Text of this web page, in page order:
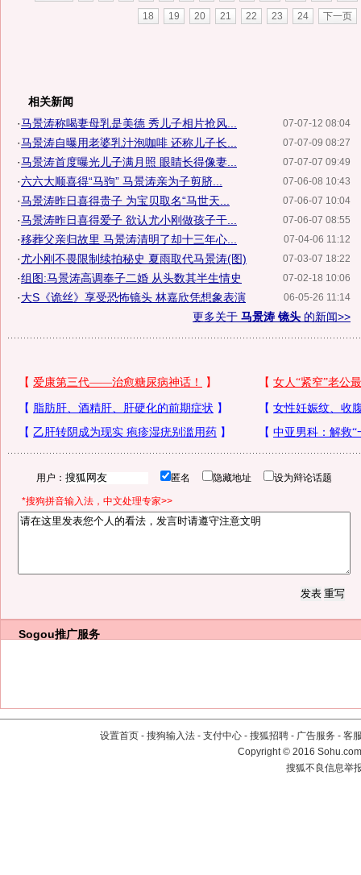
18
19 20 21 22 23 24 下一页
相关新闻
07-07-12 08:04
·马景涛称喝妻母乳是美德 秀儿子相片抢风...
07-07-09 08:27
·马景涛自曝用老婆乳汁泡咖啡 还称儿子长...
07-07-07 09:49
·马景涛首度曝光儿子满月照 眼睛长得像妻...
07-06-08 10:43
·六六大顺喜得“马驹” 马景涛亲为子剪脐...
07-06-07 10:04
·马景涛昨日喜得贵子 为宝贝取名“马世天...
07-06-07 08:55
·马景涛昨日喜得爱子 欲认尤小刚做孩子干...
07-04-06 11:12
·移葬父亲归故里 马景涛清明了却十三年心...
07-03-07 18:22
·尤小刚不畏限制续拍秘史 夏雨取代马景涛(图)
07-02-18 10:06
·组图:马景涛高调奉子二婚 从头数其半生情史
06-05-26 11:14
·大S《诡丝》享受恐怖镜头 林嘉欣凭想象表演
更多关于 马景涛 镜头 的新闻>>
用户： 匿名 隐藏地址 设为辩论话题
*搜狗拼音输入法，中文处理专家>>
Sogou推广服务
设置首页 - 搜狗输入法 - 支付中心 - 搜狐招聘 - 广告服务 - 客
Copyright©2016
搜狐不良信息举